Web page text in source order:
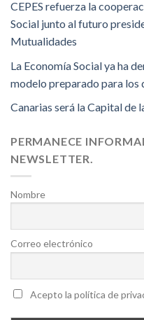
CEPES refuerza la
Social junto al futuro
Mutualidades
La Economía Social ya ha
modelo preparado para los
Canarias será la Capital de
PERMANECE
NEWSLETTER.
Nombre
Correo electrónico
Acepto la política de